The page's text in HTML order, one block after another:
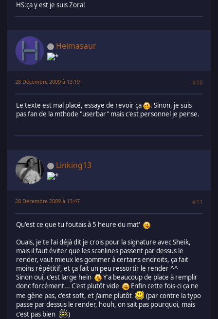
HS:ça y est je suis Zora!
Helmasaur
28 Décembre 2009 à 13:19 #10
Le texte est mal placé, essaye de revoir ça
. Sinon, je suis
pas fan de la mthode "userbar" mais c'est personnel je pense.
Linking13
28 Décembre 2009 à 13:47 #11
Qu'est ce que tu foutais à 5 heure du mat'
Ouais, je te l'ai déjà dit je crois pour la signature avec Sheik,
mais il faut éviter que les scanlines passent par dessus le
render, vaut mieux les gommer à certains endroits, ça fait
moins répétitif, et ça fait un peu ressortir le render ^^
Sinon oui, c'est large hein
Y'a beaucoup de place à remplir
donc forcément... C'est plutôt vide
Enfin cette fois-ci ça ne
me gène pas, c'est soft, et j'aime plutôt
(par contre la typo
passe par dessus le render, houh, on sait pas pourquoi, mais
c'est pas bien
)